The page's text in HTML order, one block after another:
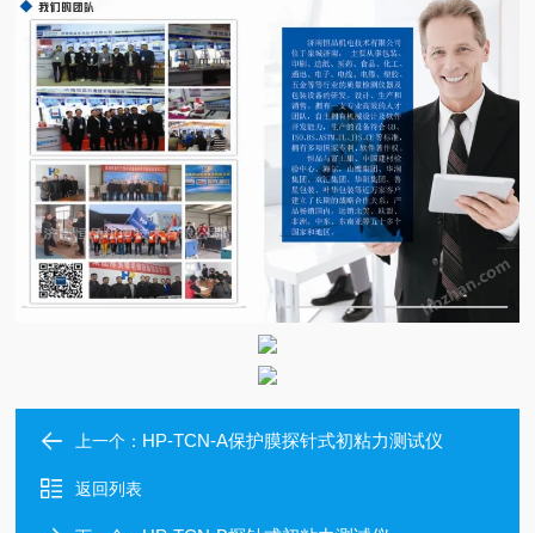
上一个： HP-TCN-A保护膜探针式初粘力测试仪
返回列表